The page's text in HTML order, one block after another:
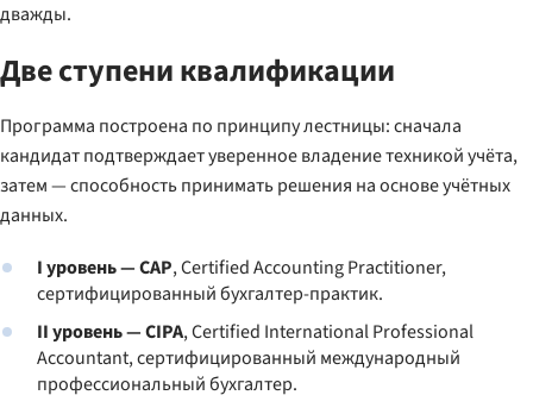
дважды.
Две ступени квалификации
Программа построена по принципу лестницы: сначала
кандидат подтверждает уверенное владение техникой учёта,
затем — способность принимать решения на основе учётных
данных.
I уровень — CAP, Certified Accounting Practitioner,
сертифицированный бухгалтер-практик.
II уровень — CIPA, Certified International Professional
Accountant, сертифицированный международный
профессиональный бухгалтер.